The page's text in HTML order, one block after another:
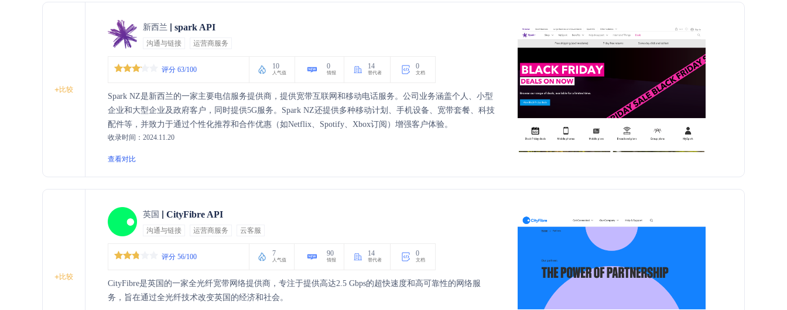
+比较
新西兰 spark API
沟通与链接 运营商服务
评分 63/100 10
人气值
0
情报
14
替代者
0
文档
Spark NZ是新西兰的一家主要电信服务提供商，提供宽带互联网和移动电话服务。公司业务涵盖个人、小型
企业和大型企业及政府客户，同时提供5G服务。Spark NZ还提供多种移动计划、手机设备、宽带套餐、科技
配件等，并致力于通过个性化推荐和合作优惠（如Netflix、Spotify、Xbox订阅）增强客户体验。
收录时间：2024.11.20
查看对比
+比较
英国 CityFibre API
沟通与链接 运营商服务 云客服
评分 56/100 7
人气值
90
情报
14
替代者
0
文档
CityFibre是英国的一家全光纤宽带网络提供商，专注于提供高达2.5 Gbps的超快速度和高可靠性的网络服
务，旨在通过全光纤技术改变英国的经济和社会。